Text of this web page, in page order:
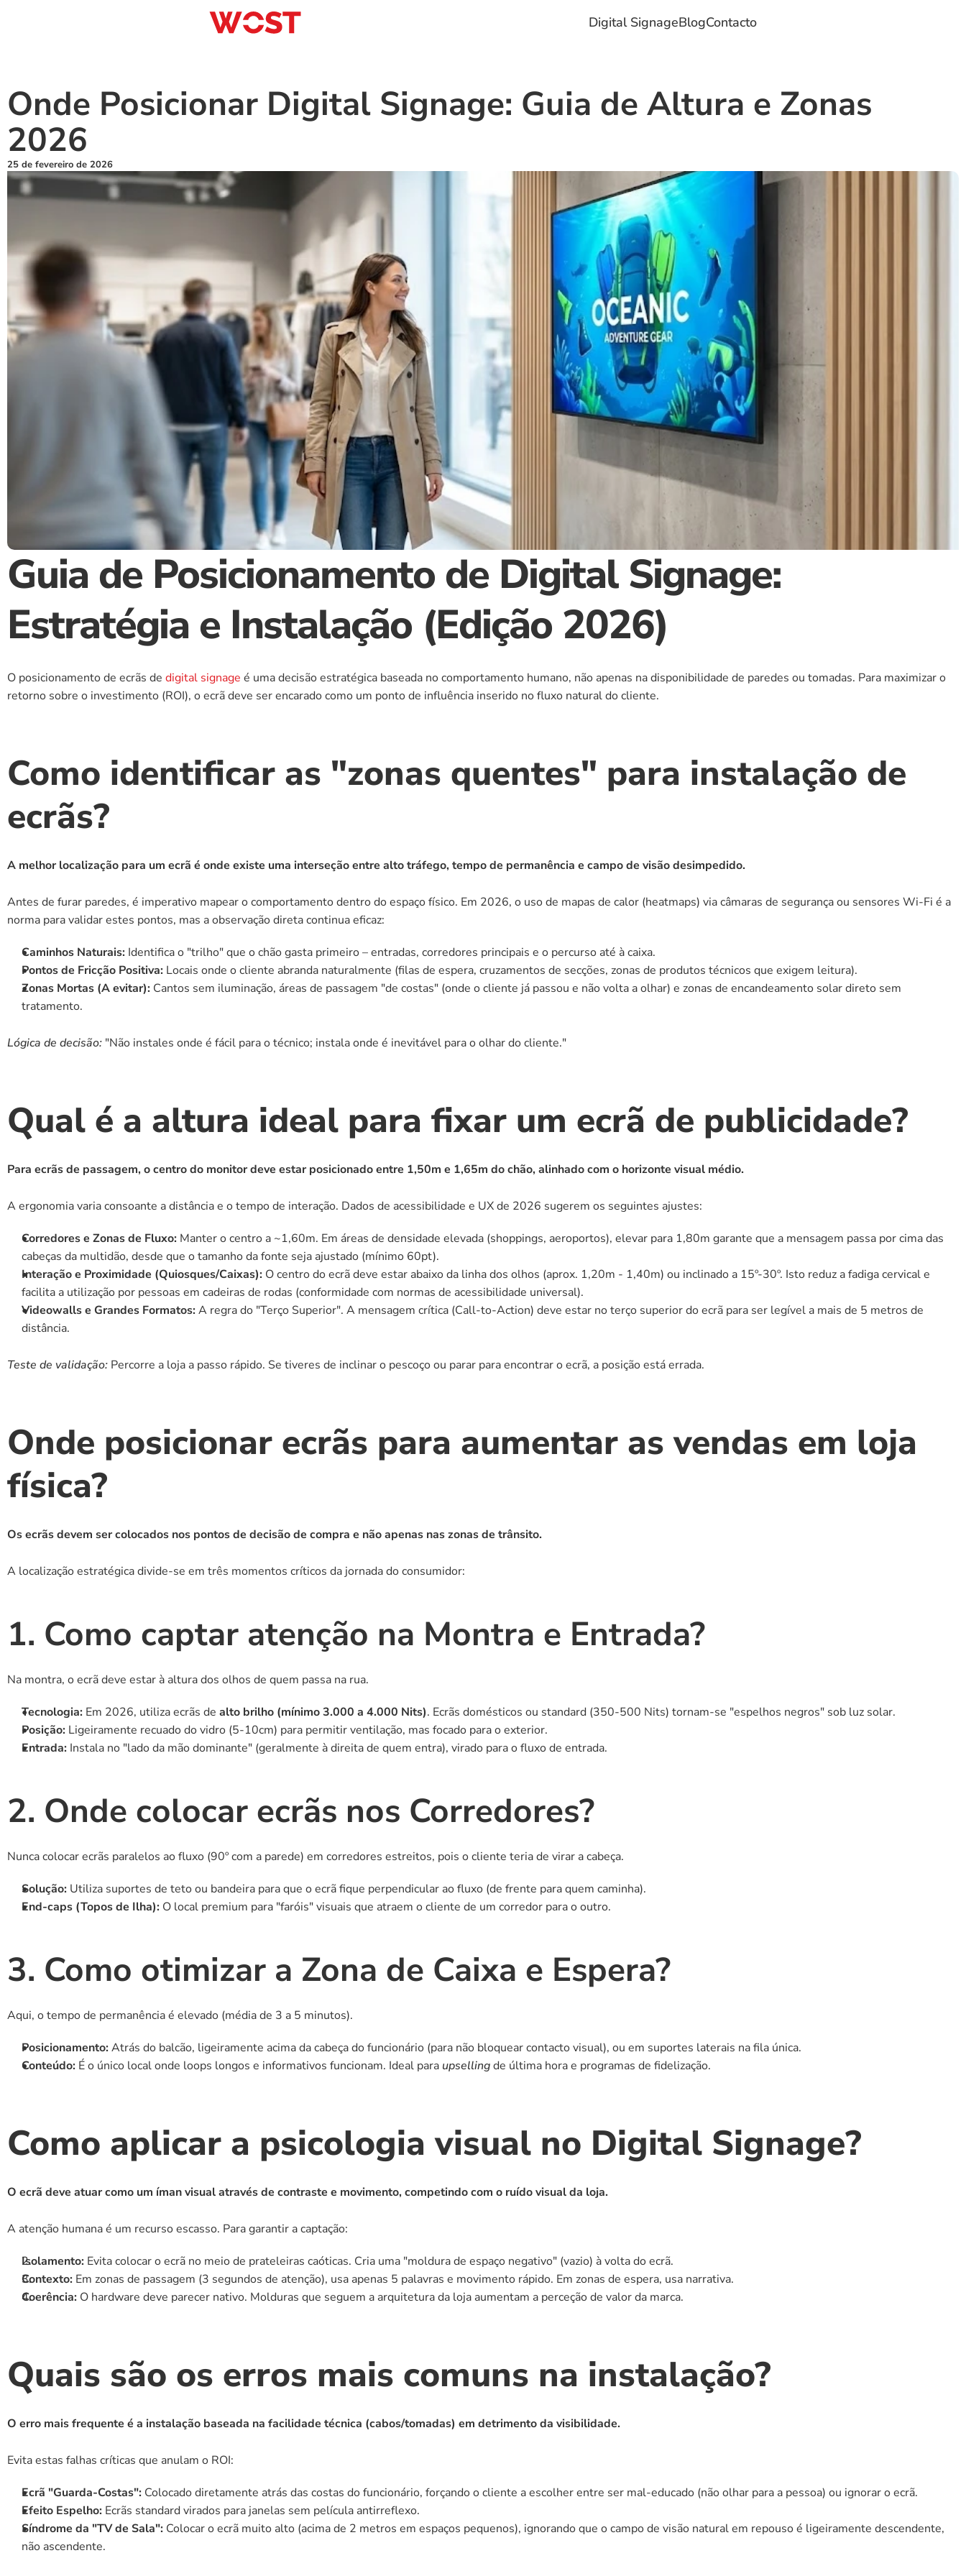
Digital SignageBlogContacto
Onde Posicionar Digital Signage: Guia de Altura e Zonas
2026
25 de fevereiro de 2026
Guia de Posicionamento de Digital Signage:
Estratégia e Instalação (Edição 2026)
O posicionamento de ecrãs de digital signage é uma decisão estratégica baseada no comportamento humano, não apenas na disponibilidade de paredes ou tomadas. Para maximizar o
retorno sobre o investimento (ROI), o ecrã deve ser encarado como um ponto de influência inserido no fluxo natural do cliente.
Como identificar as "zonas quentes" para instalação de
ecrãs?
A melhor localização para um ecrã é onde existe uma interseção entre alto tráfego, tempo de permanência e campo de visão desimpedido.
Antes de furar paredes, é imperativo mapear o comportamento dentro do espaço físico. Em 2026, o uso de mapas de calor (heatmaps) via câmaras de segurança ou sensores Wi-Fi é a
norma para validar estes pontos, mas a observação direta continua eficaz:
Caminhos Naturais: Identifica o "trilho" que o chão gasta primeiro – entradas, corredores principais e o percurso até à caixa.
Pontos de Fricção Positiva: Locais onde o cliente abranda naturalmente (filas de espera, cruzamentos de secções, zonas de produtos técnicos que exigem leitura).
Zonas Mortas (A evitar): Cantos sem iluminação, áreas de passagem "de costas" (onde o cliente já passou e não volta a olhar) e zonas de encandeamento solar direto sem
tratamento.
Lógica de decisão: "Não instales onde é fácil para o técnico; instala onde é inevitável para o olhar do cliente."
Qual é a altura ideal para fixar um ecrã de publicidade?
Para ecrãs de passagem, o centro do monitor deve estar posicionado entre 1,50m e 1,65m do chão, alinhado com o horizonte visual médio.
A ergonomia varia consoante a distância e o tempo de interação. Dados de acessibilidade e UX de 2026 sugerem os seguintes ajustes:
Corredores e Zonas de Fluxo: Manter o centro a ~1,60m. Em áreas de densidade elevada (shoppings, aeroportos), elevar para 1,80m garante que a mensagem passa por cima das
cabeças da multidão, desde que o tamanho da fonte seja ajustado (mínimo 60pt).
Interação e Proximidade (Quiosques/Caixas): O centro do ecrã deve estar abaixo da linha dos olhos (aprox. 1,20m - 1,40m) ou inclinado a 15º-30º. Isto reduz a fadiga cervical e
facilita a utilização por pessoas em cadeiras de rodas (conformidade com normas de acessibilidade universal).
Videowalls e Grandes Formatos: A regra do "Terço Superior". A mensagem crítica (Call-to-Action) deve estar no terço superior do ecrã para ser legível a mais de 5 metros de
distância.
Teste de validação: Percorre a loja a passo rápido. Se tiveres de inclinar o pescoço ou parar para encontrar o ecrã, a posição está errada.
Onde posicionar ecrãs para aumentar as vendas em loja
física?
Os ecrãs devem ser colocados nos pontos de decisão de compra e não apenas nas zonas de trânsito.
A localização estratégica divide-se em três momentos críticos da jornada do consumidor:
1. Como captar atenção na Montra e Entrada?
Na montra, o ecrã deve estar à altura dos olhos de quem passa na rua.
Tecnologia: Em 2026, utiliza ecrãs de alto brilho (mínimo 3.000 a 4.000 Nits). Ecrãs domésticos ou standard (350-500 Nits) tornam-se "espelhos negros" sob luz solar.
Posição: Ligeiramente recuado do vidro (5-10cm) para permitir ventilação, mas focado para o exterior.
Entrada: Instala no "lado da mão dominante" (geralmente à direita de quem entra), virado para o fluxo de entrada.
2. Onde colocar ecrãs nos Corredores?
Nunca colocar ecrãs paralelos ao fluxo (90º com a parede) em corredores estreitos, pois o cliente teria de virar a cabeça.
Solução: Utiliza suportes de teto ou bandeira para que o ecrã fique perpendicular ao fluxo (de frente para quem caminha).
End-caps (Topos de Ilha): O local premium para "faróis" visuais que atraem o cliente de um corredor para o outro.
3. Como otimizar a Zona de Caixa e Espera?
Aqui, o tempo de permanência é elevado (média de 3 a 5 minutos).
Posicionamento: Atrás do balcão, ligeiramente acima da cabeça do funcionário (para não bloquear contacto visual), ou em suportes laterais na fila única.
Conteúdo: É o único local onde loops longos e informativos funcionam. Ideal para upselling de última hora e programas de fidelização.
Como aplicar a psicologia visual no Digital Signage?
O ecrã deve atuar como um íman visual através de contraste e movimento, competindo com o ruído visual da loja.
A atenção humana é um recurso escasso. Para garantir a captação:
Isolamento: Evita colocar o ecrã no meio de prateleiras caóticas. Cria uma "moldura de espaço negativo" (vazio) à volta do ecrã.
Contexto: Em zonas de passagem (3 segundos de atenção), usa apenas 5 palavras e movimento rápido. Em zonas de espera, usa narrativa.
Coerência: O hardware deve parecer nativo. Molduras que seguem a arquitetura da loja aumentam a perceção de valor da marca.
Quais são os erros mais comuns na instalação?
O erro mais frequente é a instalação baseada na facilidade técnica (cabos/tomadas) em detrimento da visibilidade.
Evita estas falhas críticas que anulam o ROI:
Ecrã "Guarda-Costas": Colocado diretamente atrás das costas do funcionário, forçando o cliente a escolher entre ser mal-educado (não olhar para a pessoa) ou ignorar o ecrã.
Efeito Espelho: Ecrãs standard virados para janelas sem película antirreflexo.
Síndrome da "TV de Sala": Colocar o ecrã muito alto (acima de 2 metros em espaços pequenos), ignorando que o campo de visão natural em repouso é ligeiramente descendente,
não ascendente.